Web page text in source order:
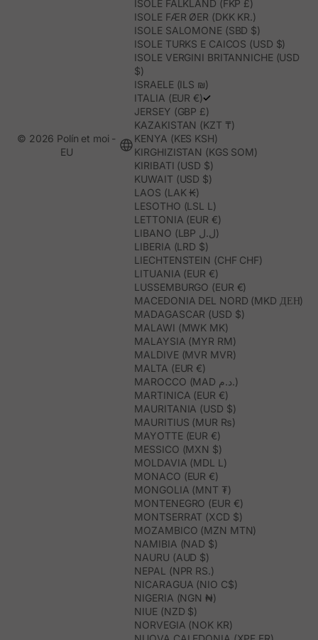
ISOLE FALKLAND (FKP £)
ISOLE FÆR ØER (DKK KR.)
ISOLE SALOMONE (SBD $)
ISOLE TURKS E CAICOS (USD $)
ISOLE VERGINI BRITANNICHE (USD
$)
ISRAELE (ILS ₪)
ITALIA (EUR €)
JERSEY (GBP £)
KAZAKISTAN (KZT ₸)
KENYA (KES KSH)
KIRGHIZISTAN (KGS SOM)
KIRIBATI (USD $)
KUWAIT (USD $)
LAOS (LAK ₭)
LESOTHO (LSL L)
LETTONIA (EUR €)
LIBANO (LBP ل.ل)
LIBERIA (LRD $)
LIECHTENSTEIN (CHF CHF)
LITUANIA (EUR €)
LUSSEMBURGO (EUR €)
MACEDONIA DEL NORD (MKD ДЕН)
MADAGASCAR (USD $)
MALAWI (MWK MK)
MALAYSIA (MYR RM)
MALDIVE (MVR MVR)
MALTA (EUR €)
MAROCCO (MAD د.م.)
MARTINICA (EUR €)
MAURITANIA (USD $)
MAURITIUS (MUR ₨)
MAYOTTE (EUR €)
MESSICO (MXN $)
MOLDAVIA (MDL L)
MONACO (EUR €)
MONGOLIA (MNT ₮)
MONTENEGRO (EUR €)
MONTSERRAT (XCD $)
MOZAMBICO (MZN MTN)
NAMIBIA (NAD $)
NAURU (AUD $)
NEPAL (NPR RS.)
NICARAGUA (NIO C$)
NIGERIA (NGN ₦)
NIUE (NZD $)
NORVEGIA (NOK KR)
© 2026 Polín et moi -
EU